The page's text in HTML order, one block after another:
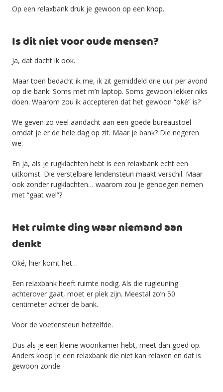
Op een relaxbank druk je gewoon op een knop.
Is dit niet voor oude mensen?
Ja, dat dacht ik ook.
Maar toen bedacht ik me, ik zit gemiddeld drie uur per avond
op die bank. Soms met m’n laptop. Soms gewoon lekker niks
doen. Waarom zou ik accepteren dat het gewoon “oké” is?
We geven zo veel aandacht aan een goede bureaustoel
omdat je er de hele dag op zit. Maar je bank? Die negeren
we.
En ja, als je rugklachten hebt is een relaxbank echt een
uitkomst. Die verstelbare lendensteun maakt verschil. Maar
ook zonder rugklachten… waarom zou je genoegen nemen
met “gaat wel”?
Het ruimte ding waar niemand aan
denkt
Oké, hier komt het…
Een relaxbank heeft ruimte nodig. Als die rugleuning
achterover gaat, moet er plek zijn. Meestal zo’n 50
centimeter achter de bank.
Voor de voetensteun hetzelfde.
Dus als je een kleine woonkamer hebt, meet dan goed op.
Anders koop je een relaxbank die niet kan relaxen en dat is
gewoon zonde.